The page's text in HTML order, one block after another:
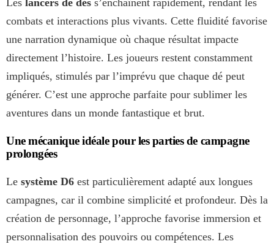
Les lancers de dés s’enchaînent rapidement, rendant les
combats et interactions plus vivants. Cette fluidité favorise
une narration dynamique où chaque résultat impacte
directement l’histoire. Les joueurs restent constamment
impliqués, stimulés par l’imprévu que chaque dé peut
générer. C’est une approche parfaite pour sublimer les
aventures dans un monde fantastique et brut.
Une mécanique idéale pour les parties de campagne
prolongées
Le système D6 est particulièrement adapté aux longues
campagnes, car il combine simplicité et profondeur. Dès la
création de personnage, l’approche favorise immersion et
personnalisation des pouvoirs ou compétences. Les